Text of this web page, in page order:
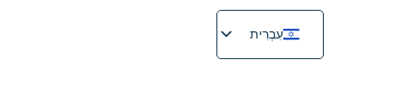
עִבְרִית
English